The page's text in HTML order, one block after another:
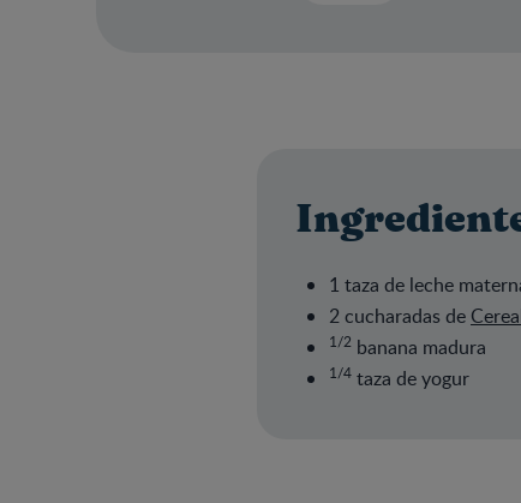
1 taza de leche
2 cucharadas de
1/2 banana madura
1/4 taza de yogur